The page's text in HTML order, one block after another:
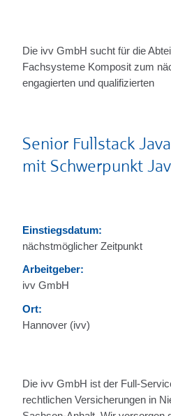
Die ivv GmbH sucht für die
Fachsysteme Komposit zum
engagierten und qualifizierten
Senior Fullstack
mit Schwerpunkt
Einstiegsdatum:
nächstmöglicher Zeitpunkt
Arbeitgeber:
ivv GmbH
Ort:
Hannover (ivv)
Die ivv GmbH ist der Full-
rechtlichen Versicherungen in